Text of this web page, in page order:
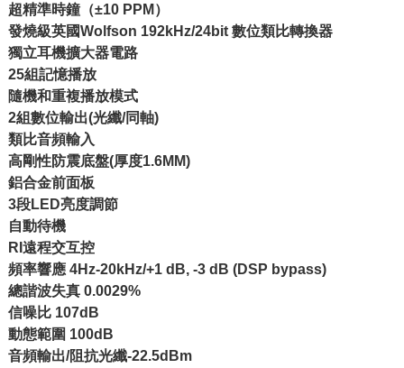
超精準時鐘（±10 PPM）
發燒級英國Wolfson 192kHz/24bit 數位類比轉換器
獨立耳機擴大器電路
25組記憶播放
隨機和重複播放模式
2組數位輸出(光纖/同軸)
類比音頻輸入
高剛性防震底盤(厚度1.6MM)
鋁合金前面板
3段LED亮度調節
自動待機
RI遠程交互控
頻率響應 4Hz-20kHz/+1 dB, -3 dB (DSP bypass)
總諧波失真 0.0029%
信噪比 107dB
動態範圍 100dB
音頻輸出/阻抗光纖-22.5dBm